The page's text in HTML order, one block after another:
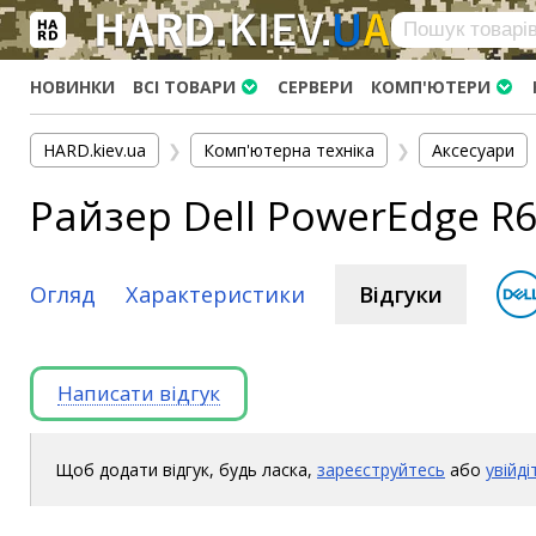
Вхід|Реєстрація×
(097)-938-03-73 Telegram WhatsApp
HARD.KIEV.UA
Послуги
Повернення / Обмін
Доставка та оплата
Комп'ютери
Персональні комп'ютери
Сервери
Комплектуючі
НОВИНКИ ВСІ ТОВАРИ СЕРВЕРИ КОМП'ЮТЕРИ
HARD.kiev.ua ❯ Комп'ютерна техніка ❯ Аксесуари
Райзер Dell PowerEdge
Огляд Характеристики Відгуки
Написати відгук
Щоб додати відгук, будь ласка, зареєструйтесь або